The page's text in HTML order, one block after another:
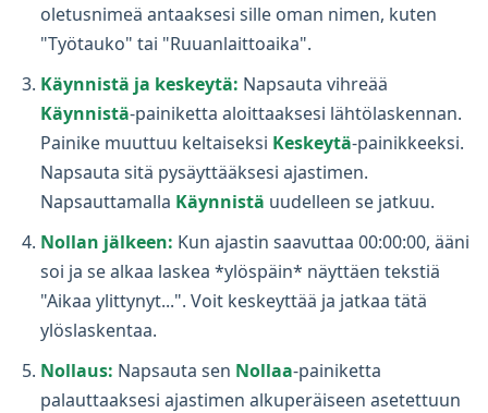
oletusnimeä antaaksesi sille oman nimen, kuten
"Työtauko" tai "Ruuanlaittoaika".
Käynnistä ja keskeytä: Napsauta vihreää
Käynnistä-painiketta aloittaaksesi lähtölaskennan.
Painike muuttuu keltaiseksi Keskeytä-painikkeeksi.
Napsauta sitä pysäyttääksesi ajastimen.
Napsauttamalla Käynnistä uudelleen se jatkuu.
Nollan jälkeen: Kun ajastin saavuttaa 00:00:00, ääni
soi ja se alkaa laskea *ylöspäin* näyttäen tekstiä
"Aikaa ylittynyt...". Voit keskeyttää ja jatkaa tätä
ylöslaskentaa.
Nollaus: Napsauta sen Nollaa-painiketta
palauttaaksesi ajastimen alkuperäiseen asetettuun